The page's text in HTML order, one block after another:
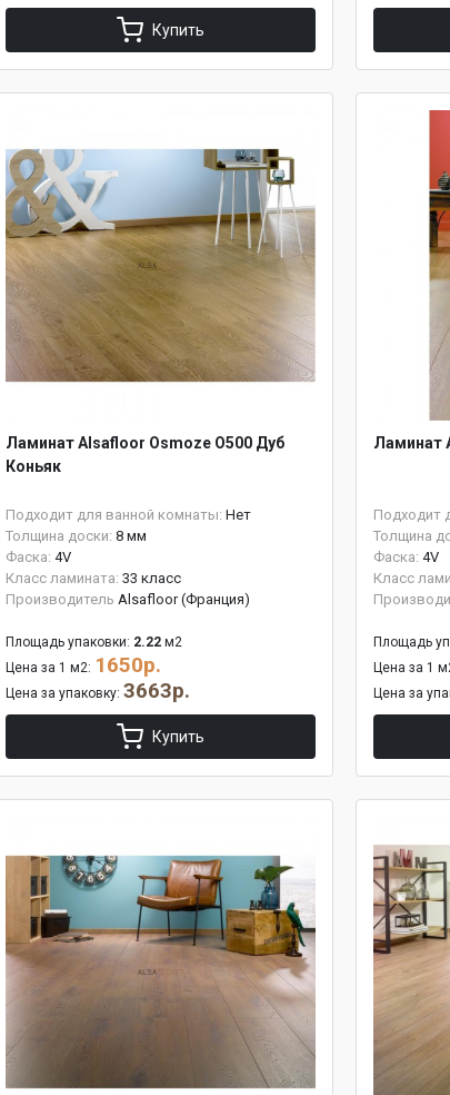
Купить
Ламинат Alsafloor Osmoze O500 Дуб
Коньяк
Подходит для ванной комнаты: Нет
Толщина доски: 8 мм
Фаска: 4V
Класс ламината: 33 класс
Производитель Alsafloor (Франция)
Площадь упаковки: 2.22 м2
Цена за 1 м2: 1650р.
Цена за упаковку: 3663р.
Купить
Ламинат
Подходит
Толщина
Фаска: 4V
Класс
Площадь
Цена за 1
Цена за